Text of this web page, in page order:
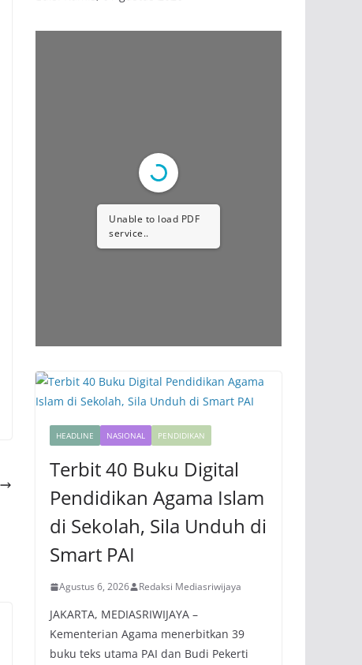
Unable to load PDF
service..
HEADLINE NASIONAL PENDIDIKAN
Terbit 40 Buku Digital
Pendidikan Agama Islam
di Sekolah, Sila Unduh di
Smart PAI
Agustus 6, 2026 Redaksi Mediasriwijaya
JAKARTA, MEDIASRIWIJAYA –
Kementerian Agama menerbitkan 39
buku teks utama PAI dan Budi Pekerti